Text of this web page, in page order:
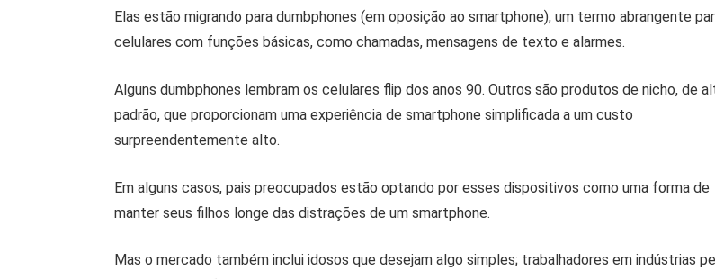
Elas estão migrando para dumbphones (em oposição ao smartphone), um termo abrangente
celulares com funções básicas, como chamadas, mensagens de texto e alarmes.
Alguns dumbphones lembram os celulares flip dos anos 90. Outros são produtos de nicho, de
padrão, que proporcionam uma experiência de smartphone simplificada a um custo
surpreendentemente alto.
Em alguns casos, pais preocupados estão optando por esses dispositivos como uma forma de
manter seus filhos longe das distrações de um smartphone.
Mas o mercado também inclui idosos que desejam algo simples; trabalhadores em indústrias